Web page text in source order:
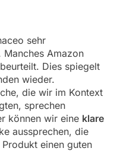
sehr
Manches Amazon
Dies spiegelt
wieder.
die wir im Kontext
sprechen
können wir eine klare
aussprechen, die
einen guten